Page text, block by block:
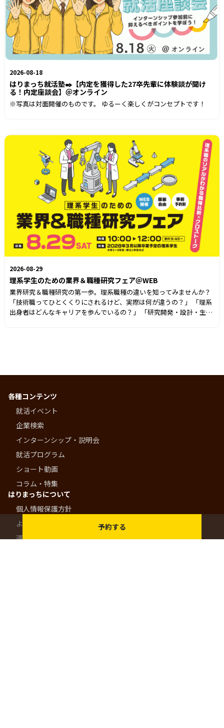
2026-08-18
はりまっち就活塾✒️【内定を獲得した27卒先輩に体験談が聞け
る！内定座談会】＠オンライン
※写真は対面開催のものです。 ゆるーく楽しくがコンセプトです！
2026-08-29
理系学生のための業界＆職種研究フェア＠WEB
業界研究＆職種研究の第一歩。理系職種の違いを知ってみませんか？
「技術職ってひとくくりにされるけど、実際は何が違うの？」 「理系
出身者はどんなキャリアを歩んでいるの？」 「研究開発・設計・生産
自分に合った仕事や働き方を見つけたい方
予約する
各種コンテンツ
就活イベント
企業検索
インターンシップ・説明会
就活プログラム
ショート動画
コラム・特集
はりまっちについて
個人情報保護方針
よくある質問
運営会社